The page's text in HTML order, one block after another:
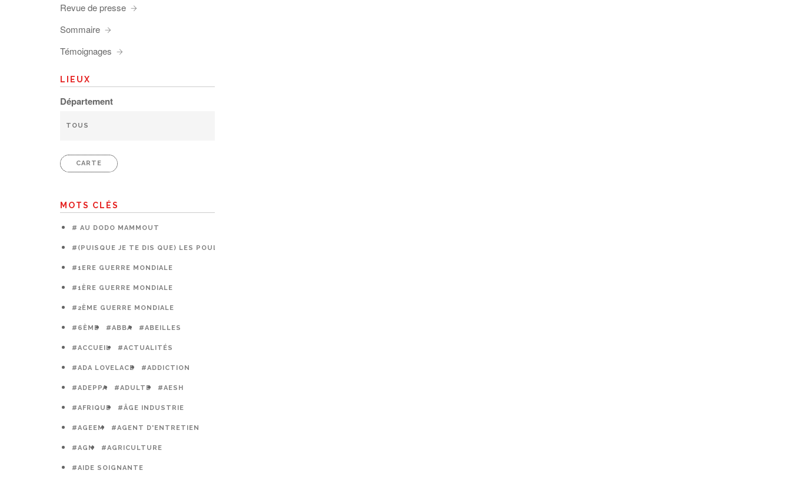
Revue de presse
Sommaire
Témoignages
LIEUX
Département
CARTE
MOTS CLÉS
# AU DODO MAMMOUT
#(PUISQUE JE TE DIS QUE) LES POULES PRÉFÈRENT LES CAGES
#1ERE GUERRE MONDIALE
#1ÈRE GUERRE MONDIALE
#2ÈME GUERRE MONDIALE
#6ÈME #ABBA #ABEILLES
#ACCUEIL #ACTUALITÉS
#ADA LOVELACE #ADDICTION
#ADEPPA #ADULTE #AESH
#AFRIQUE #ÂGE INDUSTRIE
#AGEEM #AGENT D'ENTRETIEN
#AGN #AGRICULTURE
#AIDE SOIGNANTE